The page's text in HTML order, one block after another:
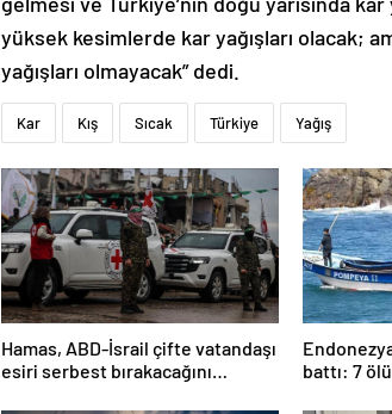
yüksek kesimlerde kar yağışları olacak;
yağışları olmayacak” dedi.
Kar Kış Sıcak Türkiye Yağış
Hamas, ABD-İsrail çifte vatandaşı
esiri serbest bırakacağını
battı: 7